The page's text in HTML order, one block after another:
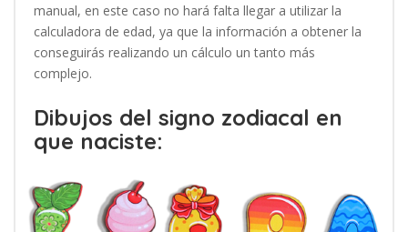
manual, en este caso no hará falta llegar a utilizar la
calculadora de edad, ya que la información a obtener la
conseguirás realizando un cálculo un tanto más
complejo.
Dibujos del signo zodiacal en
que naciste: